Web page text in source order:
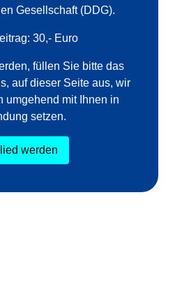
Gesellschaft (DDG).
30,- Euro
füllen Sie bitte das
auf dieser Seite aus, wir
umgehend mit Ihnen in
setzen.
werden